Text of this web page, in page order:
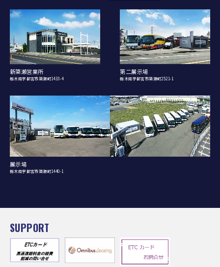
新簗瀬営業所
栃木県宇都宮市簗瀬町1433-4
第二展示場
栃木県宇都宮市簗瀬町2521-1
展示場
栃木県宇都宮市簗瀬町1440-1
SUPPORT